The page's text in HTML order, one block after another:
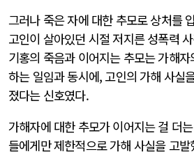
그러나 죽은 자에 대한 추모로 상처를
고인이 살아있던 시절 저지른 성폭력
기홍의 죽음과 이어지는 추모는 가해
하는 일임과 동시에, 고인의 가해 사실
졌다는 신호였다.
가해자에 대한 추모가 이어지는 걸 더
들에게만 제한적으로 가해 사실을 고